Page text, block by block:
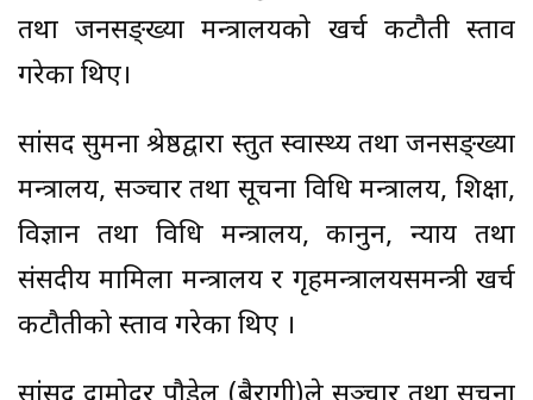
तथा जनसङ्ख्या मन्त्रालयको खर्च कटौती प्रस्ताव
गरेका थिए।
सांसद सुमना श्रेष्ठद्वारा प्रस्तुत स्वास्थ्य तथा जनसङ्ख्या
मन्त्रालय, सञ्चार तथा सूचना प्रविधि मन्त्रालय, शिक्षा,
विज्ञान तथा प्रविधि मन्त्रालय, कानुन, न्याय तथा
संसदीय मामिला मन्त्रालय र गृहमन्त्रालयसमन्त्री खर्च
कटौतीको प्रस्ताव गरेका थिए ।